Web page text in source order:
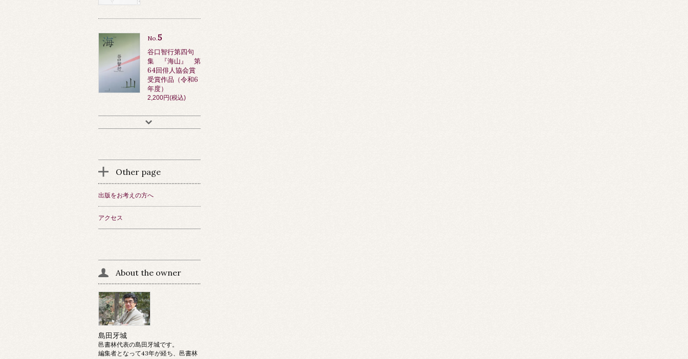
No.5
谷口智行第四句
集 『海山』 第
64回俳人協会賞
受賞作品（令和6
年度）
2,200円(税込)
Other page
出版をお考えの方へ
アクセス
About the owner
島田牙城
邑書林代表の島田牙城です。
編集者となって43年が経ち、邑書林